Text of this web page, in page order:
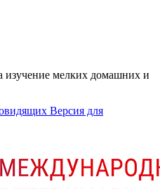
изучение мелких домашних и
Версия для